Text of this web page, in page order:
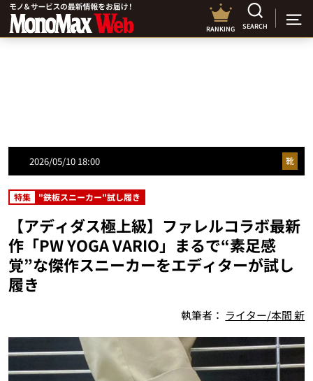
RANKING SEARCH
2026/05/10 18:00 靴
特集 "鉄板スニーカー"試し履き
【アディダス極上級】ファレルコラボ最新
作「PW YOGA VARIO」まるで“素足感
覚”な傑作スニーカーをエディターが試し
履き
執筆者： ライター/本間 新